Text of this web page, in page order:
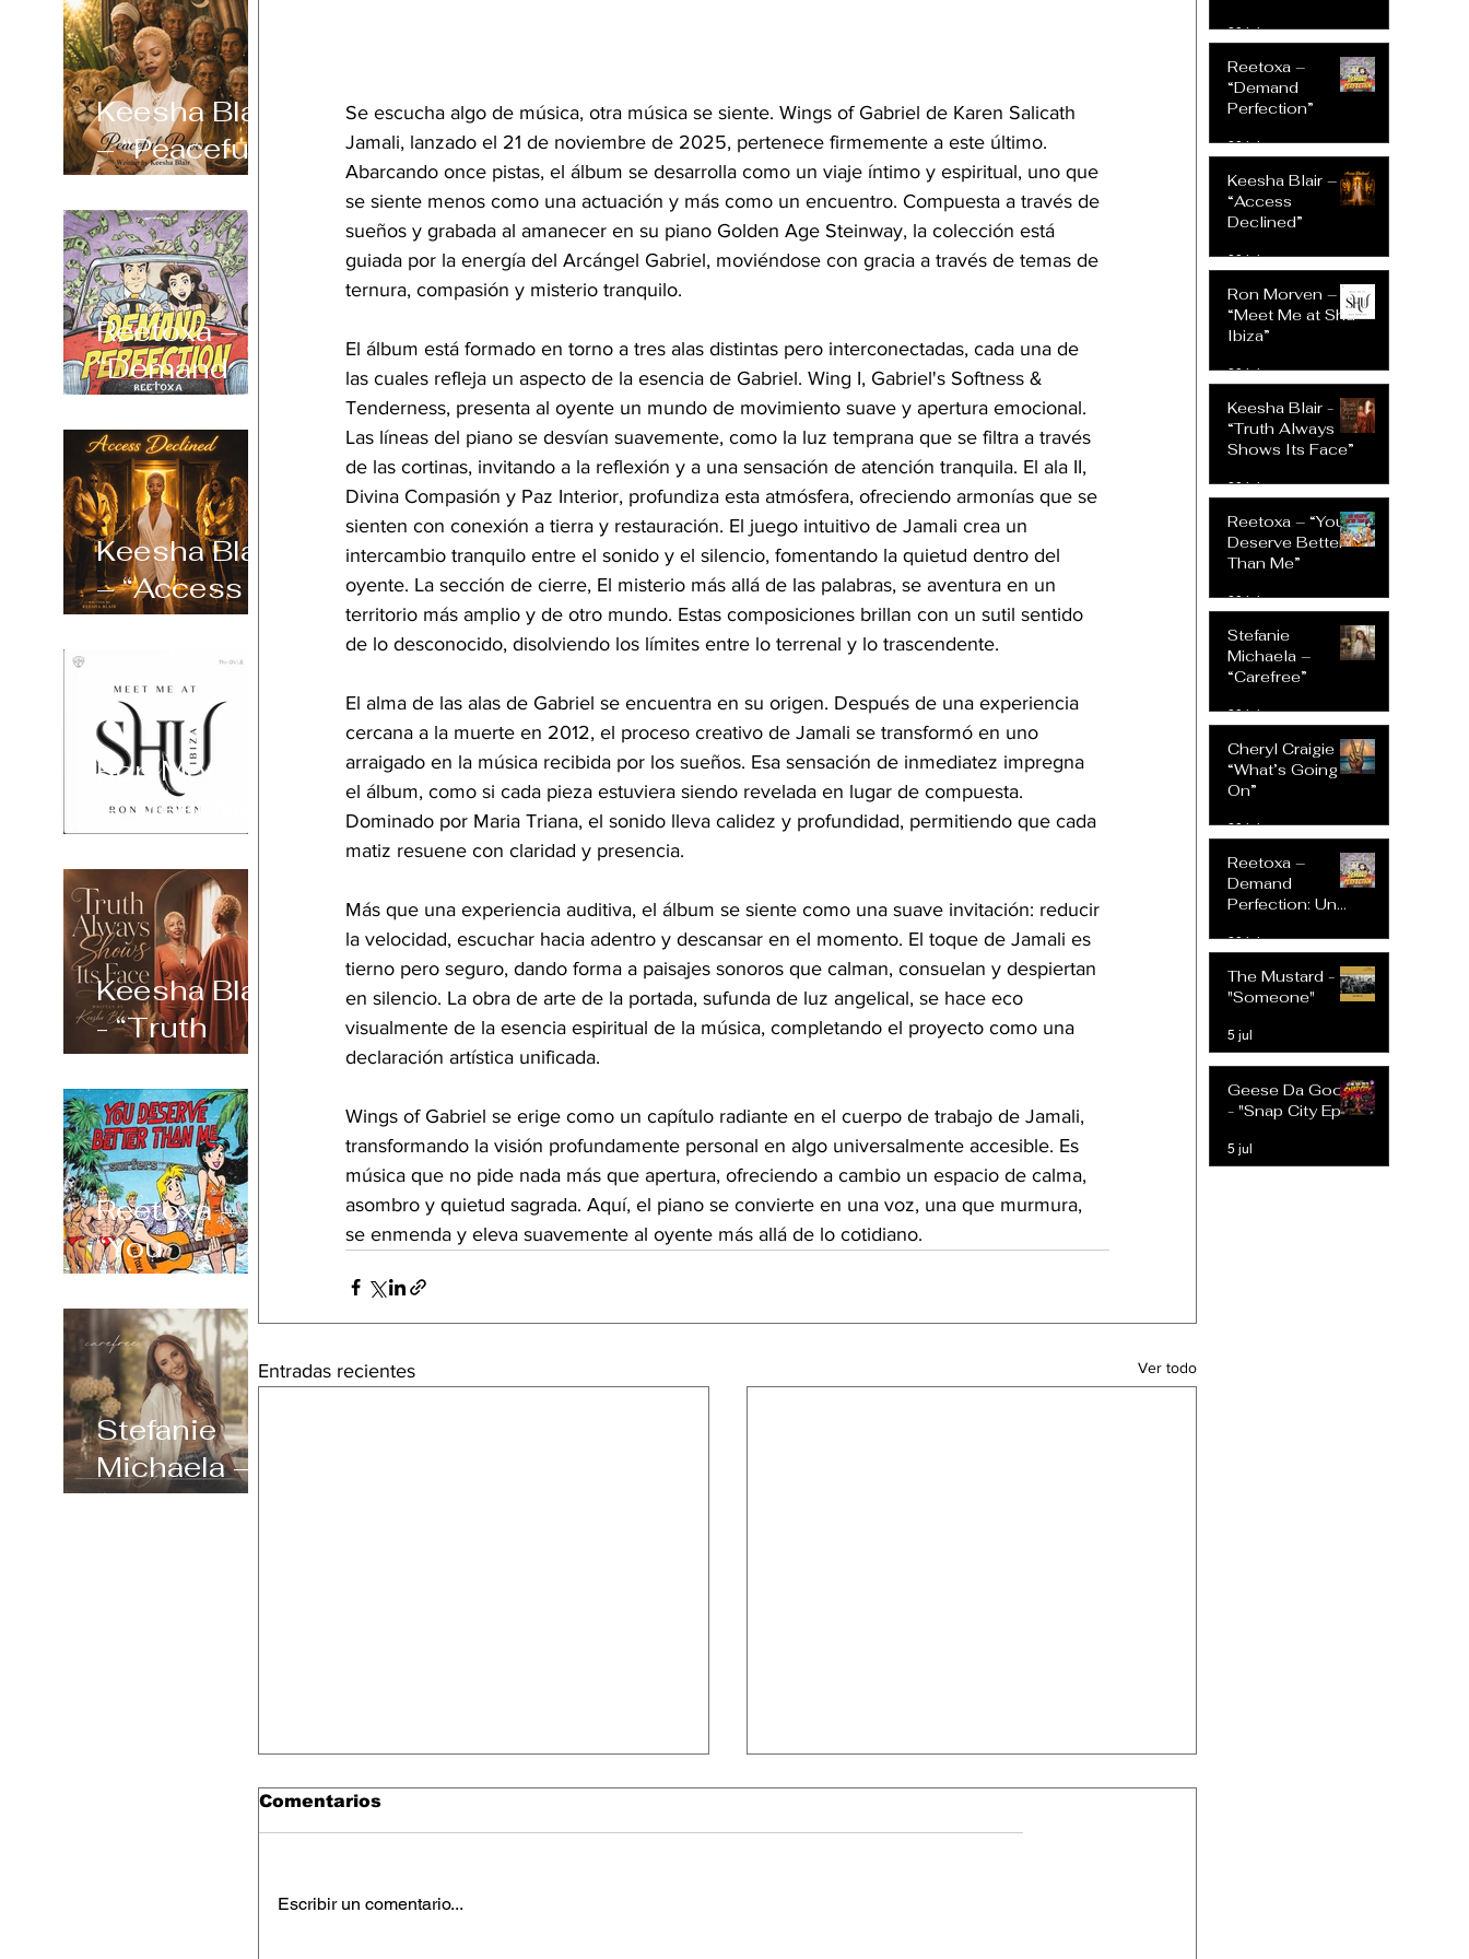
Keesha Blair
– “Peaceful
Power”
Reetoxa –
“Demand
Perfection”
Keesha Blair
– “Access
Declined”
Ron Morven
– “Meet Me
at Shu Ibiza”
Keesha Blair
- “Truth
Always
Shows Its
Face”
Reetoxa –
“You
Deserve
Better Than
Me”
Stefanie
Michaela –
“Carefree”
Se escucha algo de música, otra música se siente. Wings of Gabriel de Karen Salicath
Jamali, lanzado el 21 de noviembre de 2025, pertenece firmemente a este último.
Abarcando once pistas, el álbum se desarrolla como un viaje íntimo y espiritual, uno que
se siente menos como una actuación y más como un encuentro. Compuesta a través de
sueños y grabada al amanecer en su piano Golden Age Steinway, la colección está
guiada por la energía del Arcángel Gabriel, moviéndose con gracia a través de temas de
ternura, compasión y misterio tranquilo.
El álbum está formado en torno a tres alas distintas pero interconectadas, cada una de
las cuales refleja un aspecto de la esencia de Gabriel. Wing I, Gabriel's Softness &
Tenderness, presenta al oyente un mundo de movimiento suave y apertura emocional.
Las líneas del piano se desvían suavemente, como la luz temprana que se filtra a través
de las cortinas, invitando a la reflexión y a una sensación de atención tranquila. El ala II,
Divina Compasión y Paz Interior, profundiza esta atmósfera, ofreciendo armonías que se
sienten con conexión a tierra y restauración. El juego intuitivo de Jamali crea un
intercambio tranquilo entre el sonido y el silencio, fomentando la quietud dentro del
oyente. La sección de cierre, El misterio más allá de las palabras, se aventura en un
territorio más amplio y de otro mundo. Estas composiciones brillan con un sutil sentido
de lo desconocido, disolviendo los límites entre lo terrenal y lo trascendente.
El alma de las alas de Gabriel se encuentra en su origen. Después de una experiencia
cercana a la muerte en 2012, el proceso creativo de Jamali se transformó en uno
arraigado en la música recibida por los sueños. Esa sensación de inmediatez impregna
el álbum, como si cada pieza estuviera siendo revelada en lugar de compuesta.
Dominado por Maria Triana, el sonido lleva calidez y profundidad, permitiendo que cada
matiz resuene con claridad y presencia.
Más que una experiencia auditiva, el álbum se siente como una suave invitación: reducir
la velocidad, escuchar hacia adentro y descansar en el momento. El toque de Jamali es
tierno pero seguro, dando forma a paisajes sonoros que calman, consuelan y despiertan
en silencio. La obra de arte de la portada, sufunda de luz angelical, se hace eco
visualmente de la esencia espiritual de la música, completando el proyecto como una
declaración artística unificada.
Wings of Gabriel se erige como un capítulo radiante en el cuerpo de trabajo de Jamali,
transformando la visión profundamente personal en algo universalmente accesible. Es
música que no pide nada más que apertura, ofreciendo a cambio un espacio de calma,
asombro y quietud sagrada. Aquí, el piano se convierte en una voz, una que murmura,
se enmenda y eleva suavemente al oyente más allá de lo cotidiano.
Entradas recientes Ver todo
Comentarios
Escribir un comentario...
30 jul
Reetoxa –
“Demand
Perfection”
30 jul
Keesha Blair –
“Access
Declined”
30 jul
Ron Morven –
“Meet Me at Shu
Ibiza”
30 jul
Keesha Blair -
“Truth Always
Shows Its Face”
30 jul
Reetoxa – “You
Deserve Better
Than Me”
20 jul
Stefanie
Michaela –
“Carefree”
20 jul
Cheryl Craigie –
“What’s Going
On”
20 jul
Reetoxa –
Demand
Perfection: Un
Intrépido que
Desafía las
Expectativas
Modernas
20 jul
The Mustard -
"Someone"
5 jul
Geese Da Goon
- "Snap City Ep"
5 jul